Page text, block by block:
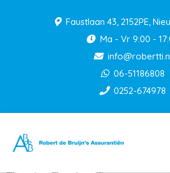
Faustlaan 43, 2152PE,
Ma - Vr 9:00 -
06-51186808
0252-674978